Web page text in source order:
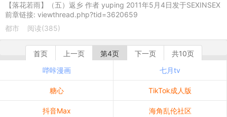
【落花若雨】（五）返乡 作者 yuping 2011年5月4日发于SEXINSEX
前章链接: viewthread.php?tid=3620659
都市
阅读(385)
首页 上一页 第4页 下一页
共10页
哔咔漫画
七月tv
糖心 TikTok成人版
抖音Max 海角乱伦社区